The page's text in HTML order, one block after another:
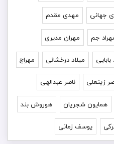
جهانی مهدی مقدم
جم مهران مدیری
بابایی میلاد درخشانی مهراج
زینعلی ناصر عبدالهی
همایون شجریان هوروش بند
یوسف زمانی